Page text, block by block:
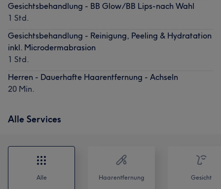
Gesichtsbehandlung - BB Glow/BB Lips-nach Wahl
1 Std.
Gesichtsbehandlung - Reinigung, Peeling & Hydratation
inkl. Microdermabrasion
1 Std.
Herren - Dauerhafte Haarentfernung - Achseln
20 Min.
Alle Services
Alle Haarentfernung Gesicht